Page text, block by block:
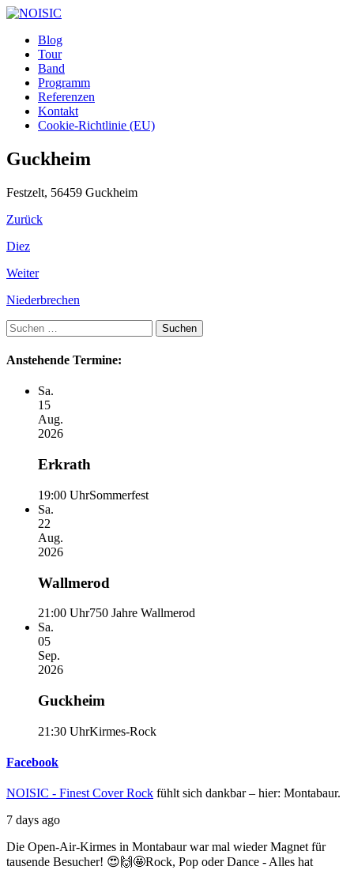
Blog
Tour
Band
Programm
Referenzen
Kontakt
Cookie-Richtlinie (EU)
Guckheim
Festzelt, 56459 Guckheim
Zurück
Diez
Weiter
Niederbrechen
Suchen
nach:
Anstehende Termine:
Sa.
15
Aug.
2026
Erkrath
19:00 UhrSommerfest
Sa.
22
Aug.
2026
Wallmerod
21:00 Uhr750 Jahre Wallmerod
Sa.
05
Sep.
2026
Guckheim
21:30 UhrKirmes-Rock
Facebook
NOISIC - Finest Cover Rock fühlt sich dankbar – hier: Montabaur.
7 days ago
Die Open-Air-Kirmes in Montabaur war mal wieder Magnet für
tausende Besucher! 😍🙌🤩Rock, Pop oder Dance - Alles hat